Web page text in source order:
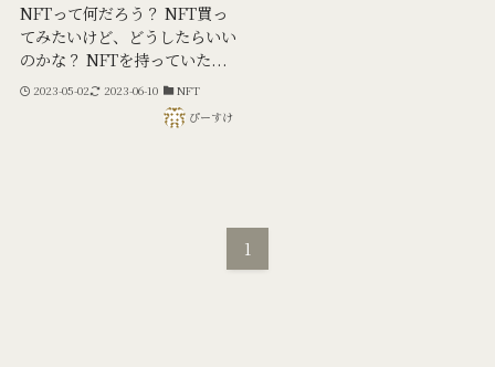
NFTって何だろう？ NFT買っ
てみたいけど、どうしたらいい
のかな？ NFTを持っていた...
2023-05-02 2023-06-10
NFT
ぴーすけ
1